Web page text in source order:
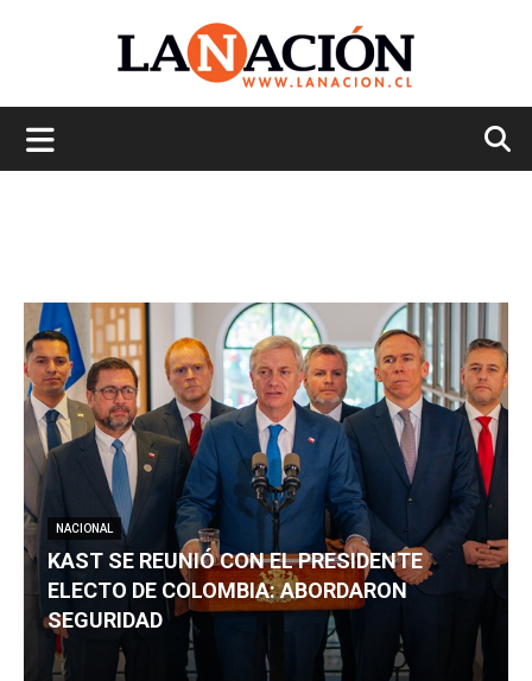
NACIONAL
KAST SE REUNIÓ CON EL PRESIDENTE
ELECTO DE COLOMBIA: ABORDARON
SEGURIDAD